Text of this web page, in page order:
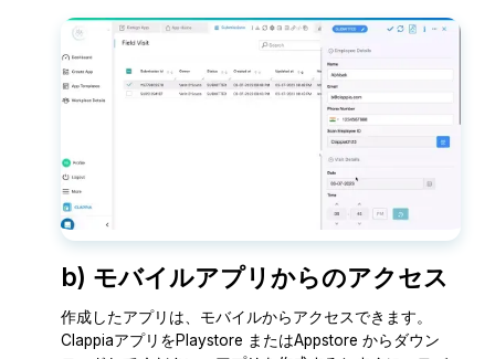
b) モバイルアプリからのアクセス
作成したアプリは、モバイルからアクセスできます。
ClappiaアプリをPlaystore またはAppstore からダウン